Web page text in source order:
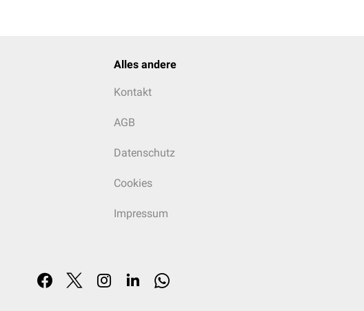
Alles andere
Kontakt
AGB
Datenschutz
Cookies
Impressum